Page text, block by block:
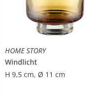
HOME STORY
Windlicht
H 9,5 cm, Ø 11 cm